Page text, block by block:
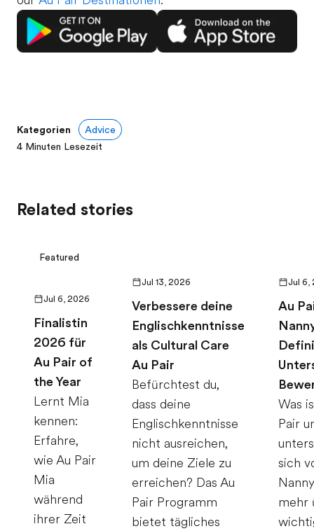
Kategorien
Advice
4 Minuten Lesezeit
Related stories
Featured
Jul 6, 2026
Finalistin
2026 für
Au Pair of
the Year
Lernt Mia
kennen:
Erfahre,
wie Au Pair
Mia
während
ihrer Zeit
Jul 13, 2026
Verbessere deine
Englischkenntnisse
als Cultural Care
Au Pair
Befürchtest du,
dass deine
Englischkenntnisse
nicht ausreichen,
um deine Ziele zu
erreichen? Das Au
Pair Programm
bietet tägliches
Jul 6,
Au
Was
Pair
sich
mehr